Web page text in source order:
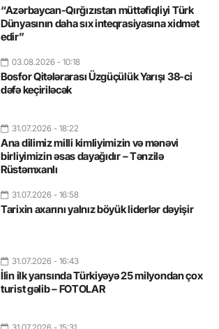
“Azərbaycan-Qırğızıstan müttəfiqliyi Türk
Dünyasının daha sıx inteqrasiyasına xidmət
edir”
03.08.2026 - 10:18
Bosfor Qitələrarası Üzgüçülük Yarışı 38-ci
dəfə keçiriləcək
31.07.2026 - 18:22
Ana dilimiz milli kimliyimizin və mənəvi
birliyimizin əsas dayağıdır – Tənzilə
Rüstəmxanlı
31.07.2026 - 16:58
Tarixin axarını yalnız böyük liderlər dəyişir
31.07.2026 - 16:43
İlin ilk yarısında Türkiyəyə 25 milyondan çox
turist gəlib – FOTOLAR